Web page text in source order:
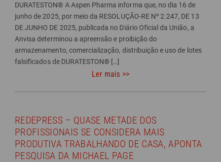
DURATESTON® A Aspen Pharma informa que, no dia 16 de
junho de 2025, por meio da RESOLUÇÃO-RE Nº 2.247, DE 13
DE JUNHO DE 2025, publicada no Diário Oficial da União, a
Anvisa determinou a apreensão e proibição do
armazenamento, comercialização, distribuição e uso de lotes
falsificados de DURATESTON® […]
Ler mais >>
REDEPRESS – QUASE METADE DOS
PROFISSIONAIS SE CONSIDERA MAIS
PRODUTIVA TRABALHANDO DE CASA, APONTA
PESQUISA DA MICHAEL PAGE